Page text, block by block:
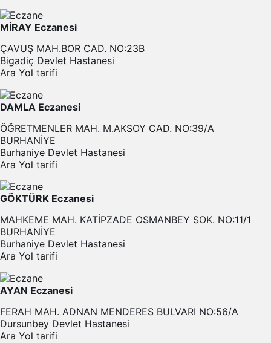
MİRAY Eczanesi
ÇAVUŞ MAH.BOR CAD. NO:23B
Bigadiç Devlet Hastanesi
Ara Yol tarifi
DAMLA Eczanesi
ÖĞRETMENLER MAH. M.AKSOY CAD. NO:39/A
BURHANİYE
Burhaniye Devlet Hastanesi
Ara Yol tarifi
GÖKTÜRK Eczanesi
MAHKEME MAH. KATİPZADE OSMANBEY SOK. NO:11/1
BURHANİYE
Burhaniye Devlet Hastanesi
Ara Yol tarifi
AYAN Eczanesi
FERAH MAH. ADNAN MENDERES BULVARI NO:56/A
Dursunbey Devlet Hastanesi
Ara Yol tarifi